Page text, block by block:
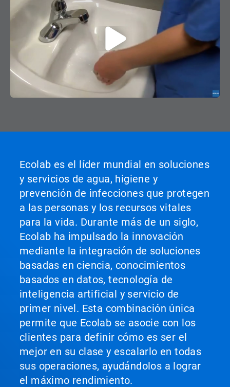
Ecolab es el líder mundial en soluciones
y servicios de agua, higiene y
prevención de infecciones que protegen
a las personas y los recursos vitales
para la vida. Durante más de un siglo,
Ecolab ha impulsado la innovación
mediante la integración de soluciones
basadas en ciencia, conocimientos
basados en datos, tecnología de
inteligencia artificial y servicio de
primer nivel. Esta combinación única
permite que Ecolab se asocie con los
clientes para definir cómo es ser el
mejor en su clase y escalarlo en todas
sus operaciones, ayudándolos a lograr
el máximo rendimiento.